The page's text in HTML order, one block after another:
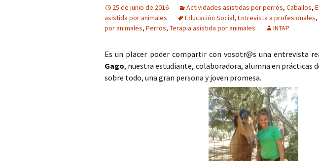
25 de junio de 2016 Actividades asistidas por perros, Caballos,
asistida por animales
Educación Social, Entrevista a profesionales,
por animales, Perros, Terapia asistida por animales INTAP
Es un placer poder compartir con vosotr@s una entrevista
Gago, nuestra estudiante, colaboradora, alumna en prácticas
sobre todo, una gran persona y joven promesa.